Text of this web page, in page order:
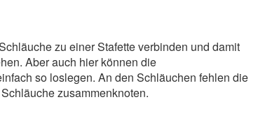
zu einer Stafette verbinden und damit
Aber auch hier können die
so loslegen. An den Schläuchen fehlen die
zusammenknoten.